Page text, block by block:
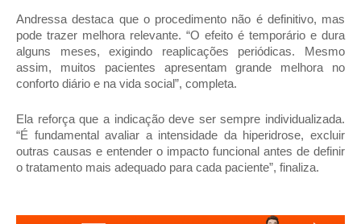
Andressa destaca que o procedimento não é definitivo, mas
pode trazer melhora relevante. “O efeito é temporário e dura
alguns meses, exigindo reaplicações periódicas. Mesmo
assim, muitos pacientes apresentam grande melhora no
conforto diário e na vida social”, completa.
Ela reforça que a indicação deve ser sempre individualizada.
“É fundamental avaliar a intensidade da hiperidrose, excluir
outras causas e entender o impacto funcional antes de definir
o tratamento mais adequado para cada paciente”, finaliza.